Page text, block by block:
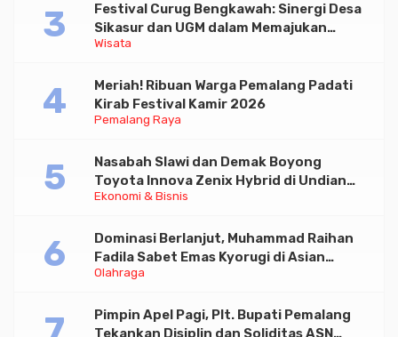
Wisata
Festival Curug Bengkawah: Sinergi Desa
Sikasur dan UGM dalam Memajukan
Wisata serta UMKM Lokal
Pemalang Raya
Meriah! Ribuan Warga Pemalang Padati
Kirab Festival Kamir 2026
Ekonomi & Bisnis
Nasabah Slawi dan Demak Boyong
Toyota Innova Zenix Hybrid di Undian
Tabungan Bima Bank Jateng
Olahraga
Dominasi Berlanjut, Muhammad Raihan
Fadila Sabet Emas Kyorugi di Asian
Taekwondo Indonesia Open 2026
Pimpin Apel Pagi, Plt. Bupati Pemalang
Tekankan Disiplin dan Soliditas ASN